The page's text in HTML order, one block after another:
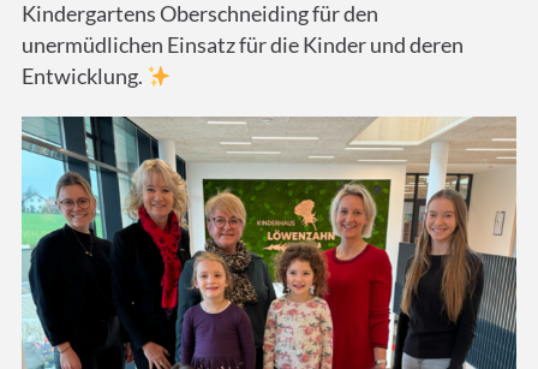
Kindergartens Oberschneiding für den
unermüdlichen Einsatz für die Kinder und deren
Entwicklung.